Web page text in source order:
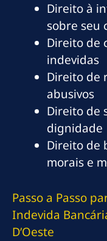
Direito à
sobre seu
Direito de
indevidas
Direito de
abusivos
Direito de
dignidade
Direito de
morais e
Passo a Passo
Indevida
D’Oeste